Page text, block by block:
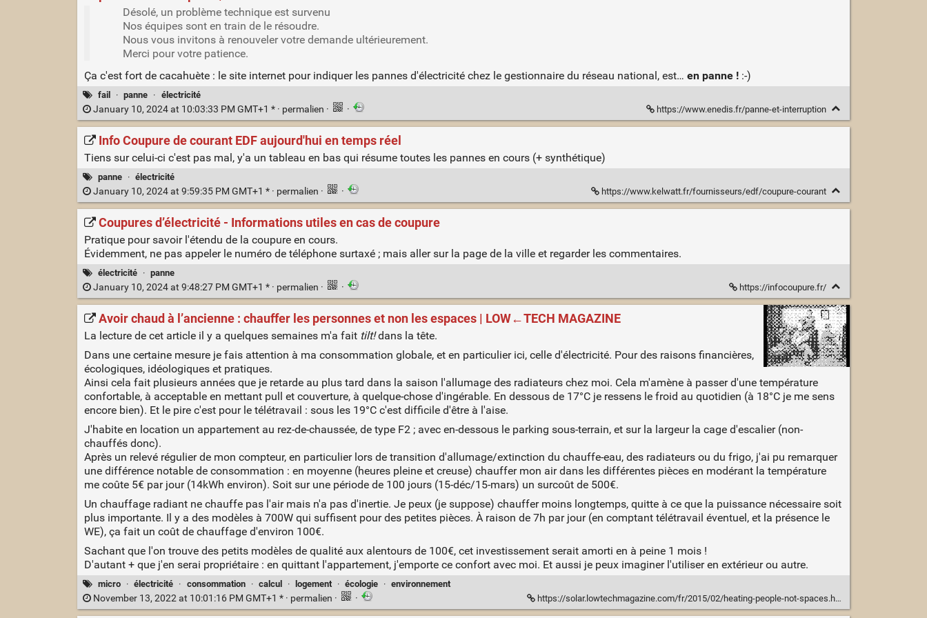
Désolé, un problème technique est survenu
Nos équipes sont en train de le résoudre.
Nous vous invitons à renouveler votre demande ultérieurement.
Merci pour votre patience.
Ça c'est fort de cacahuète : le site internet pour indiquer les pannes d'électricité chez le gestionnaire du réseau national, est… en panne !:-)
fail · panne · électricité
January 10, 2024 at 10:03:33 PM GMT+1 * · permalien · · https://www.enedis.fr/panne-et-interruption
Info Coupure de courant EDF aujourd'hui en temps réel
Tiens sur celui-ci c'est pas mal, y'a un tableau en bas qui résume toutes les pannes en cours (+ synthétique)
panne · électricité
January 10, 2024 at 9:59:35 PM GMT+1 * · permalien · · https://www.kelwatt.fr/fournisseurs/edf/coupure-courant
Coupures d’électricité - Informations utiles en cas de coupure
Pratique pour savoir l'étendu de la coupure en cours.
Évidemment, ne pas appeler le numéro de téléphone surtaxé ; mais aller sur la page de la ville et regarder les commentaires.
électricité · panne
January 10, 2024 at 9:48:27 PM GMT+1 * · permalien · · https://infocoupure.fr/
Avoir chaud à l’ancienne : chauffer les personnes et non les espaces | LOW←TECH MAGAZINE
La lecture de cet article il y a quelques semaines m'a fait tilt!dans la tête.
Dans une certaine mesure je fais attention à ma consommation globale, et en particulier ici, celle d'électricité. Pour des raisons financières,
écologiques, idéologiques et pratiques.
Ainsi cela fait plusieurs années que je retarde au plus tard dans la saison l'allumage des radiateurs chez moi. Cela m'amène à passer d'une température
confortable, à acceptable en mettant pull et couverture, à quelque-chose d'ingérable. En dessous de 17°C je ressens le froid au quotidien (à 18°C je me sens
encore bien). Et le pire c'est pour le télétravail : sous les 19°C c'est difficile d'être à l'aise.
J'habite en location un appartement au rez-de-chaussée, de type F2 ; avec en-dessous le parking sous-terrain, et sur la largeur la cage d'escalier (non-
chauffés donc).
Après un relevé régulier de mon compteur, en particulier lors de transition d'allumage/extinction du chauffe-eau, des radiateurs ou du frigo, j'ai pu remarquer
une différence notable de consommation : en moyenne (heures pleine et creuse) chauffer mon air dans les différentes pièces en modérant la température
me coûte 5€ par jour (14kWh environ). Soit sur une période de 100 jours (15-déc/15-mars) un surcoût de 500€.
Un chauffage radiant ne chauffe pas l'air mais n'a pas d'inertie. Je peux (je suppose) chauffer moins longtemps, quitte à ce que la puissance nécessaire soit
plus importante. Il y a des modèles à 700W qui suffisent pour des petites pièces. À raison de 7h par jour (en comptant télétravail éventuel, et la présence le
WE), ça fait un coût de chauffage d'environ 100€.
Sachant que l'on trouve des petits modèles de qualité aux alentours de 100€, cet investissement serait amorti en à peine 1 mois !
D'autant + que j'en serai propriétaire : en quittant l'appartement, j'emporte ce confort avec moi. Et aussi je peux imaginer l'utiliser en extérieur ou autre.
micro · électricité · consommation · calcul · logement · écologie · environnement
November 13, 2022 at 10:01:16 PM GMT+1 * · permalien · · https://solar.lowtechmagazine.com/fr/2015/02/heating-people-not-spaces.html